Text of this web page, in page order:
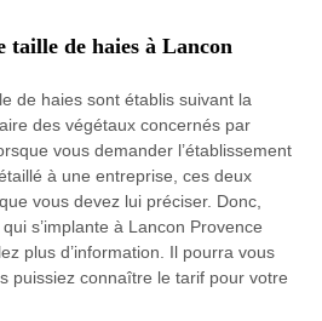
taille de haies à Lancon
de haies sont établis suivant la
des végétaux concernés par
vous demander l’établissement
à une entreprise, ces deux
vous devez lui préciser. Donc,
s’implante à Lancon Provence
plus d’information. Il pourra vous
puissiez connaître le tarif pour votre